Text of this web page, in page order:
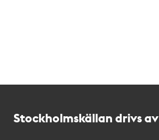
Stockholmskällan drivs av